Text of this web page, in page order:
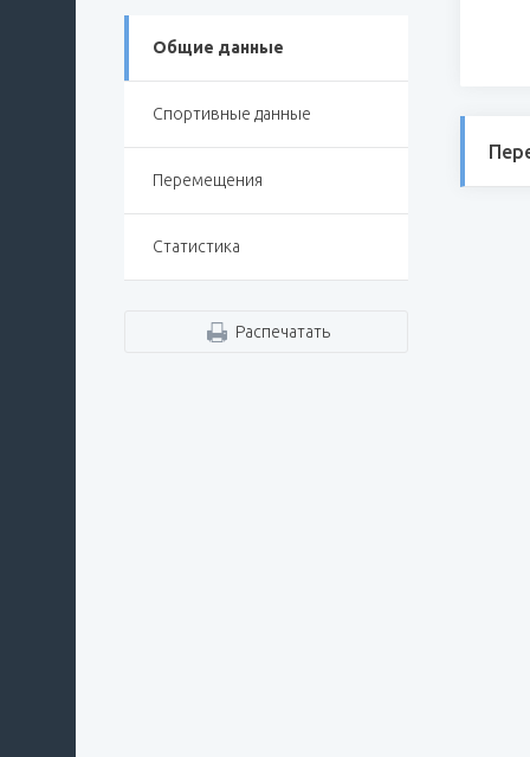
Общие данные
Спортивные данные
Перемещения
Статистика
Распечатать